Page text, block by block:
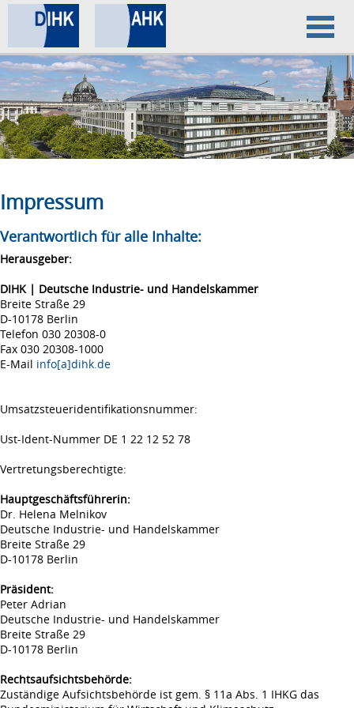
Home
Datenschutz
Impressum
Impressum
Verantwortlich für alle Inhalte:
Herausgeber:
DIHK | Deutsche Industrie- und Handelskammer
Breite Straße 29
D-10178 Berlin
Telefon 030 20308-0
Fax 030 20308-1000
E-Mail info[a]dihk.de
Umsatzsteueridentifikationsnummer:
Ust-Ident-Nummer DE 1 22 12 52 78
Vertretungsberechtigte:
Hauptgeschäftsführerin:
Dr. Helena Melnikov
Deutsche Industrie- und Handelskammer
Breite Straße 29
D-10178 Berlin
Präsident:
Peter Adrian
Deutsche Industrie- und Handelskammer
Breite Straße 29
D-10178 Berlin
Rechtsaufsichtsbehörde:
Zuständige Aufsichtsbehörde ist gem. § 11a Abs. 1 IHKG das